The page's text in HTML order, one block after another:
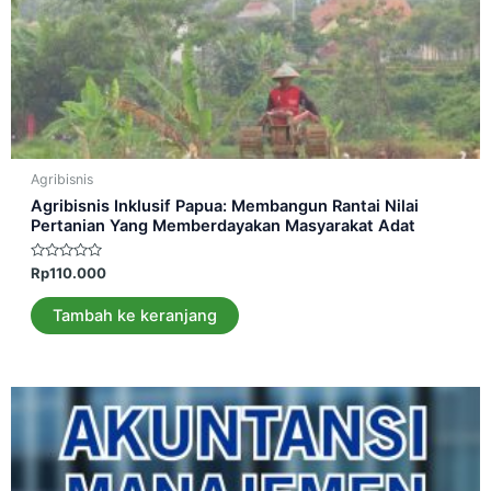
Agribisnis
Agribisnis Inklusif Papua: Membangun Rantai Nilai
Pertanian Yang Memberdayakan Masyarakat Adat
Dinilai
0
dari
5
Rp110.000
Tambah ke keranjang